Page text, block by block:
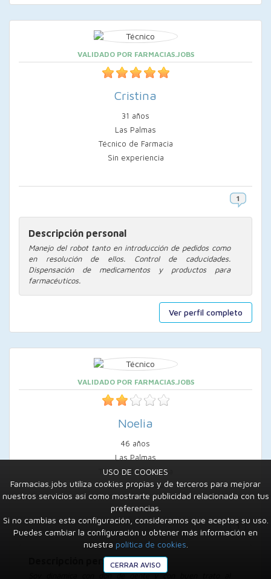
Ver perfil completo
VALIDADO POR FARMACIAS.JOBS
Cristina
31 años
Las Palmas
Técnico de Farmacia
Sin experiencia
Descripción personal
Manejo del robot tanto en introducción de pedidos como
en resolución de ellos. Control de caducidades.
Dispensación de medicamentos y productos para
farmacéuticos.
VALIDADO POR FARMACIAS.JOBS
Noelia
46 años
Las Palmas
Técnico de Farmacia
Sin experiencia
Descripción personal
Soy dinámica con don de gente y con buen trato al
USO DE COOKIES
Farmacias.jobs utiliza cookies propias y de terceros para mejorar
nuestros servicios así como mostrarte publicidad relacionada con tus
preferencias.
Si no cambias esta configuración, consideramos que aceptas su uso.
Puedes cambiar la configuración u obtener más información en
nuestra política de cookies
CERRAR AVISO